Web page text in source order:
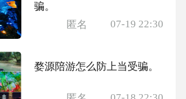
骗。
匿名
07-19 22:30
婺源陪游怎么防上当受骗。